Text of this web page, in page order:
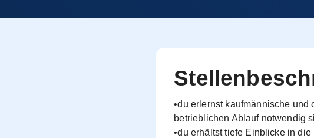
•du erlernst kaufmännische
betrieblichen Ablauf notwendig
•du erhältst tiefe Einblicke in